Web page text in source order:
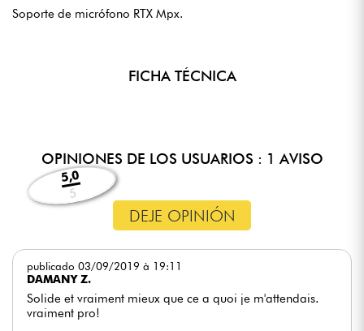
Soporte de micrófono RTX Mpx.
FICHA TÉCNICA
OPINIONES DE LOS USUARIOS : 1 AVISO
5,0
5
DEJE OPINIÓN
publicado 03/09/2019 à 19:11
DAMANY Z.
Solide et vraiment mieux que ce a quoi je m'attendais.
vraiment pro!